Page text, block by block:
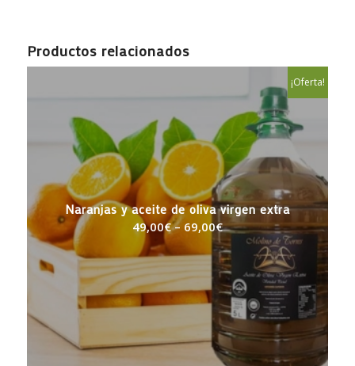
Productos relacionados
Naranjas y aceite de oliva virgen extra
49,00€– 69,00€
¡Oferta!